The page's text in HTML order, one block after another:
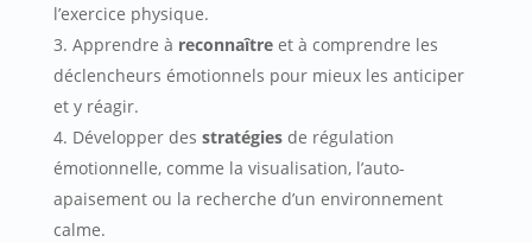
l’exercice physique.
Apprendre à reconnaîtreet à comprendre les
déclencheurs émotionnels pour mieux les anticiper
et y réagir.
Développer des stratégiesde régulation
émotionnelle, comme la visualisation, l’auto-
apaisement ou la recherche d’un environnement
calme.